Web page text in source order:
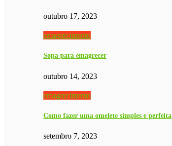
outubro 17, 2023
emagrecimento
Sopa para emagrecer
outubro 14, 2023
emagrecimento
Como fazer uma omelete simples e perfeita
setembro 7, 2023